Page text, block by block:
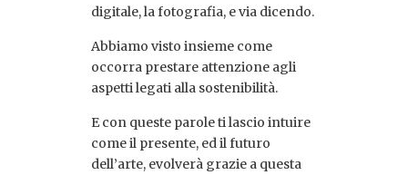
digitale, la fotografia, e via dicendo.
Abbiamo visto insieme come
occorra prestare attenzione agli
aspetti legati alla sostenibilità.
E con queste parole ti lascio intuire
come il presente, ed il futuro
dell’arte, evolverà grazie a questa